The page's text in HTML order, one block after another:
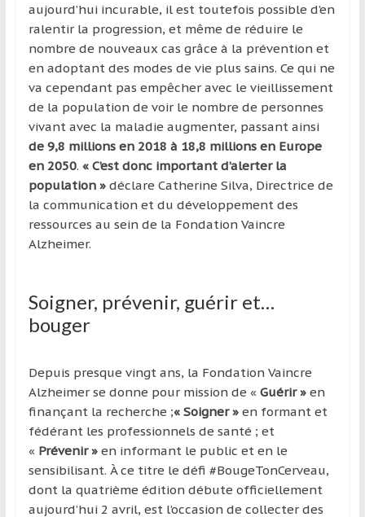
aujourd’hui incurable, il est toutefois possible d’en
ralentir la progression, et même de réduire le
nombre de nouveaux cas grâce à la prévention et
en adoptant des modes de vie plus sains. Ce qui ne
va cependant pas empêcher avec le vieillissement
de la population de voir le nombre de personnes
vivant avec la maladie augmenter, passant ainsi
de 9,8 millions en 2018 à 18,8 millions en Europe
en 2050. « C’est donc important d’alerter la
population » déclare Catherine Silva, Directrice de
la communication et du développement des
ressources au sein de la Fondation Vaincre
Alzheimer.
Soigner, prévenir, guérir et…
bouger
Depuis presque vingt ans, la Fondation Vaincre
Alzheimer se donne pour mission de « Guérir » en
finançant la recherche ;« Soigner » en formant et
fédérant les professionnels de santé ; et
« Prévenir » en informant le public et en le
sensibilisant. À ce titre le défi #BougeTonCerveau,
dont la quatrième édition débute officiellement
aujourd’hui 2 avril, est l’occasion de collecter des